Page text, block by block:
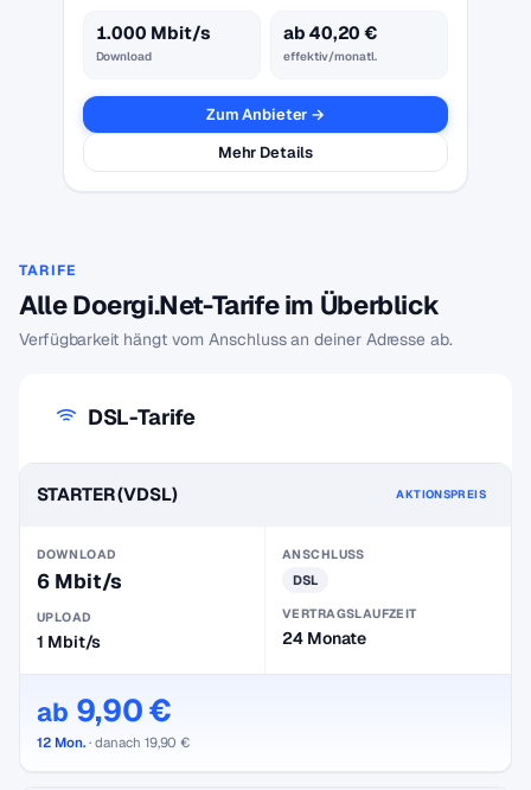
1.000 Mbit/s
Download
ab 40,20 €
effektiv/monatl.
Zum Anbieter →
Mehr Details
TARIFE
Alle Doergi.Net-Tarife im Überblick
Verfügbarkeit hängt vom Anschluss an deiner Adresse ab.
DSL-Tarife
STARTER (VDSL) AKTIONSPREIS
DOWNLOAD
6 Mbit/s
UPLOAD
1 Mbit/s
ANSCHLUSS
DSL
VERTRAGSLAUFZEIT
24 Monate
ab 9,90 €
12 Mon.· danach 19,90 €